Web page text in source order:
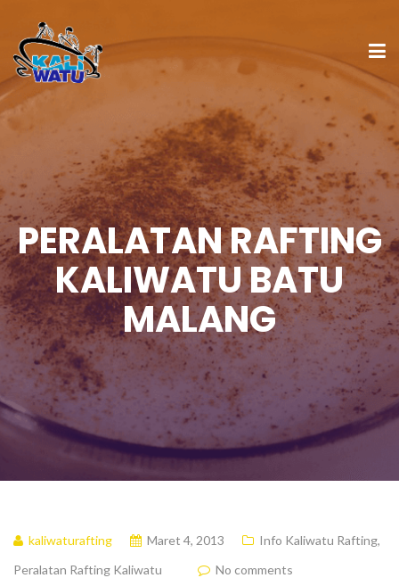
PERALATAN RAFTING
KALIWATU BATU
MALANG
kaliwaturafting Maret 4, 2013 Info Kaliwatu Rafting,
Peralatan Rafting Kaliwatu
No comments